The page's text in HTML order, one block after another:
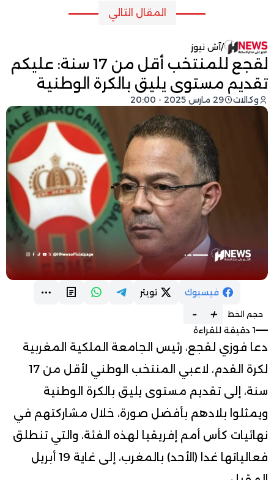
المقال التالي
/آش نيوز
لقجع للمنتخب أقل من 17 سنة: عليكم
تقديم مستوى يليق بالكرة الوطنية
وكالات 29 مارس 2025 - 20:00
فيسبوك تويتر
حجم الخط +
-
1 دقيقة للقراءة
دعا فوزي لقجع، رئيس الجامعة الملكية المغربية
لكرة القدم، لاعبي المنتخب الوطني لأقل من 17
سنة، إلى تقديم مستوى يليق بالكرة الوطنية
ويمثلوا بلادهم بأفضل صورة، خلال مشاركتهم في
نهائيات كأس أمم إفريقيا لهذه الفئة، والتي تنطلق
فعالياتها غدا (الأحد) بالمغرب، إلى غاية 19 أبريل